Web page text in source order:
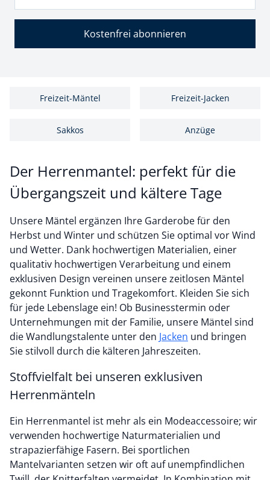
Kostenfrei abonnieren
Freizeit-Mäntel Freizeit-Jacken
Sakkos Anzüge
Der Herrenmantel: perfekt für die
Übergangszeit und kältere Tage
Unsere Mäntel ergänzen Ihre Garderobe für den
Herbst und Winter und schützen Sie optimal vor Wind
und Wetter. Dank hochwertigen Materialien, einer
qualitativ hochwertigen Verarbeitung und einem
exklusiven Design vereinen unsere zeitlosen Mäntel
gekonnt Funktion und Tragekomfort. Kleiden Sie sich
für jede Lebenslage ein! Ob Businesstermin oder
Unternehmungen mit der Familie, unsere Mäntel sind
die Wandlungstalente unter den Jacken
Sie stilvoll durch die kälteren Jahreszeiten.
Stoffvielfalt bei unseren exklusiven
Herrenmänteln
Ein Herrenmantel ist mehr als ein Modeaccessoire; wir
verwenden hochwertige Naturmaterialien und
strapazierfähige Fasern. Bei sportlichen
Mantelvarianten setzen wir oft auf unempfindlichen